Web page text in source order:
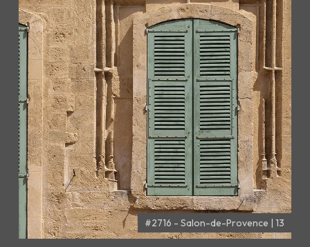
#2716 - Salon-de-Provence | 13